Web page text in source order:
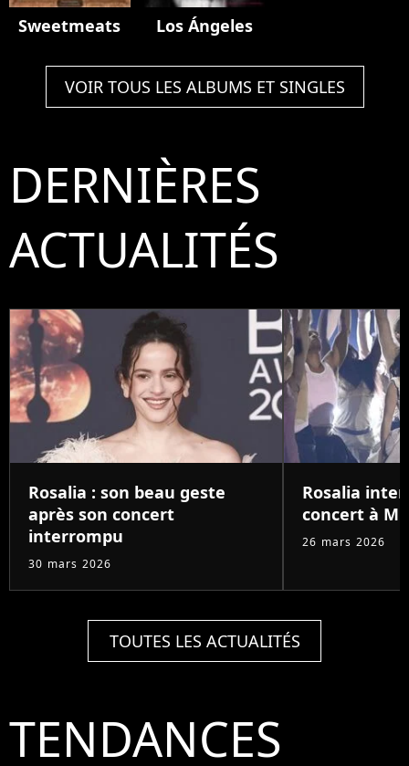
Sweetmeats Los Ángeles
VOIR TOUS LES ALBUMS ET SINGLES
DERNIÈRES
ACTUALITÉS
Rosalia : son beau geste
après son concert
interrompu
30 mars 2026
Rosalia
concert à
26 mars 2026
TOUTES LES ACTUALITÉS
TENDANCES